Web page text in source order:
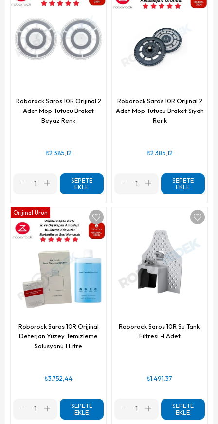
Roborock Saros 10R Orijinal 2
Adet Mop Tutucu Braket
Beyaz Renk
₺2.385,12
SEPETE
EKLE
Roborock Saros 10R Orijinal 2
Adet Mop Tutucu Braket Siyah
Renk
₺2.385,12
SEPETE
EKLE
Roborock Saros 10R Orijinal
Deterjan Yüzey Temizleme
Solüsyonu 1 Litre
₺3.752,44
SEPETE
EKLE
Orijinal Ürün
Roborock Saros 10R Su Tankı
Filtresi -1 Adet
₺1.491,37
SEPETE
EKLE